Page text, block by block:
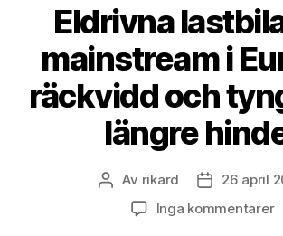
Eldrivna
mainstream i
räckvidd och
längre
Inläggsförfattare
Av rikard
26 april
Inga kommentarertill